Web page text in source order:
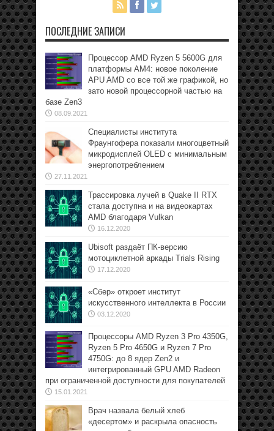
ПОСЛЕДНИЕ ЗАПИСИ
Процессор AMD Ryzen 5 5600G для
платформы АМ4: новое поколение
APU AMD со все той же графикой, но
зато новой процессорной частью на
базе Zen3
08.09.2021
Специалисты института
Фраунгофера показали многоцветный
микродисплей OLED с минимальным
энергопотреблением
27.11.2021
Трассировка лучей в Quake II RTX
стала доступна и на видеокартах
AMD благодаря Vulkan
16.12.2020
Ubisoft раздаёт ПК-версию
мотоциклетной аркады Trials Rising
17.12.2020
«Сбер» откроет институт
искусственного интеллекта в России
03.12.2020
Процессоры AMD Ryzen 3 Pro 4350G,
Ryzen 5 Pro 4650G и Ryzen 7 Pro
4750G: до 8 ядер Zen2 и
интегрированный GPU AMD Radeon
при ограниченной доступности для покупателей
15.01.2021
Врач назвала белый хлеб
«десертом» и раскрыла опасность